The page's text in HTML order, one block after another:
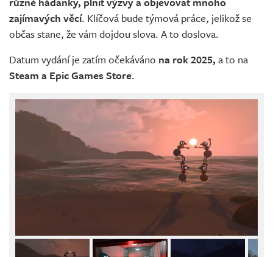
zajímavých věcí. Klíčová bude týmová práce, jelikož se
občas stane, že vám dojdou slova. A to doslova.
Datum vydání je zatím očekáváno na rok 2025, a to na
Steam a Epic Games Store.